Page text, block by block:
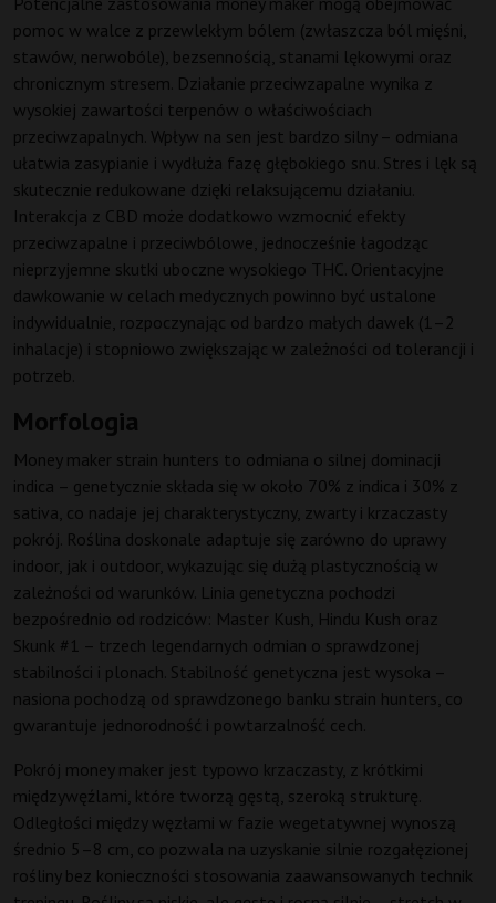
pomoc w walce z przewlekłym bólem (zwłaszcza ból mięśni,
stawów, nerwobóle), bezsennością, stanami lękowymi oraz
chronicznym stresem. Działanie przeciwzapalne wynika z
wysokiej zawartości terpenów o właściwościach
przeciwzapalnych. Wpływ na sen jest bardzo silny – odmiana
ułatwia zasypianie i wydłuża fazę głębokiego snu. Stres i lęk są
skutecznie redukowane dzięki relaksującemu działaniu.
Interakcja z CBD może dodatkowo wzmocnić efekty
przeciwzapalne i przeciwbólowe, jednocześnie łagodząc
nieprzyjemne skutki uboczne wysokiego THC. Orientacyjne
dawkowanie w celach medycznych powinno być ustalone
indywidualnie, rozpoczynając od bardzo małych dawek (1–2
inhalacje) i stopniowo zwiększając w zależności od tolerancji i
potrzeb.
Morfologia
Money maker strain hunters to odmiana o silnej dominacji
indica – genetycznie składa się w około 70% z indica i 30% z
sativa, co nadaje jej charakterystyczny, zwarty i krzaczasty
pokrój. Roślina doskonale adaptuje się zarówno do uprawy
indoor, jak i outdoor, wykazując się dużą plastycznością w
zależności od warunków. Linia genetyczna pochodzi
bezpośrednio od rodziców: Master Kush, Hindu Kush oraz
Skunk #1 – trzech legendarnych odmian o sprawdzonej
stabilności i plonach. Stabilność genetyczna jest wysoka –
nasiona pochodzą od sprawdzonego banku strain hunters, co
gwarantuje jednorodność i powtarzalność cech.
Pokrój money maker jest typowo krzaczasty, z krótkimi
międzywęźlami, które tworzą gęstą, szeroką strukturę.
Odległości między węzłami w fazie wegetatywnej wynoszą
średnio 5–8 cm, co pozwala na uzyskanie silnie rozgałęzionej
rośliny bez konieczności stosowania zaawansowanych technik